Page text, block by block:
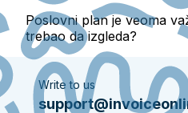
Poslovni plan je veoma
trebao da izgleda?
Write to us